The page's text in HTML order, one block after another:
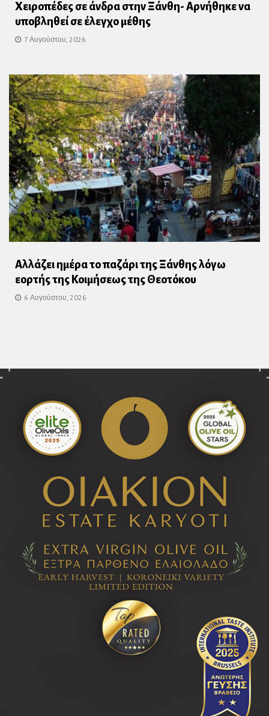
Χειροπέδες σε άνδρα στην Ξάνθη- Αρνήθηκε να
υποβληθεί σε έλεγχο μέθης
7 Αυγούστου, 2026
Αλλάζει ημέρα το παζάρι της Ξάνθης λόγω
εορτής της Κοιμήσεως της Θεοτόκου
6 Αυγούστου, 2026